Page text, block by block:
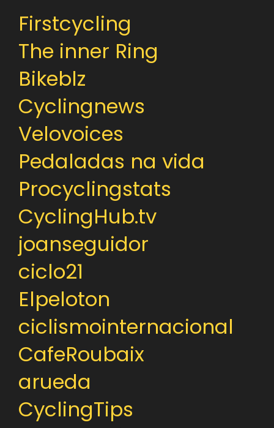
Firstcycling
The inner Ring
Bikeblz
Cyclingnews
Velovoices
Pedaladas na vida
Procyclingstats
CyclingHub.tv
joanseguidor
ciclo21
Elpeloton
ciclismointernacional
CafeRoubaix
arueda
CyclingTips